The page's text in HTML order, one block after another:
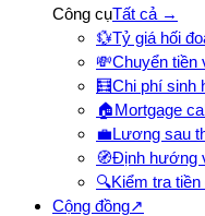
Công cụTất cả →
💱Tỷ giá hối
💸Chuyển tiền
🧮Chi phí sinh
🏠Mortgage
💼Lương sau
🧭Định hướng
🔍Kiểm tra
Cộng đồng↗